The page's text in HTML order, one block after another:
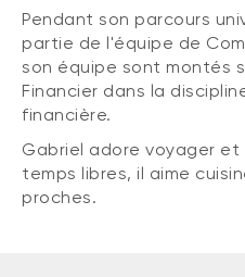
Pendant son parcours
partie de l'équipe de
son équipe sont montés
Financier dans la
financière.
Gabriel adore voyager
temps libres, il aime
proches.